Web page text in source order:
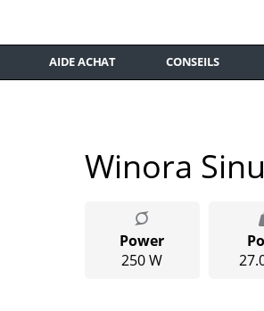
AIDE ACHAT CONSEILS
Winora
Power
250 W